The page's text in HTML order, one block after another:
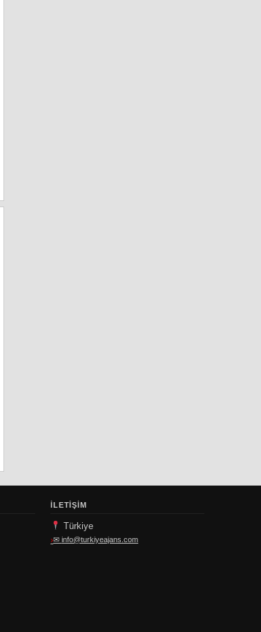
İLETIŞIM
Türkiye
✉info@turkiyeajans.com